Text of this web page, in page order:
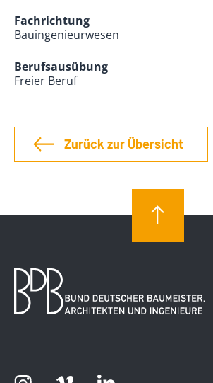
Fachrichtung
Bauingenieurwesen
Berufsausübung
Freier Beruf
Zurück zur Übersicht